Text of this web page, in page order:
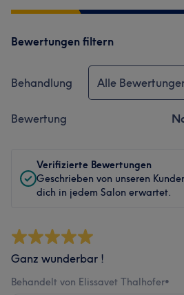
Bewertungen filtern
Behandlung Alle
Bewertung
Verifizierte Bewertungen
Geschrieben von unseren
dich in jedem Salon erwartet.
Ganz wunderbar !
Behandelt von Elissavet Thalhofer•